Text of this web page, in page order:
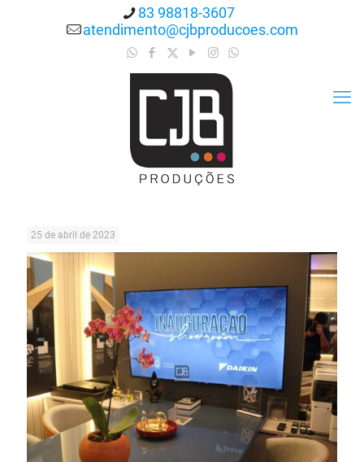
83 98818-3607
atendimento@cjbproducoes.com
25 de abril de 2023